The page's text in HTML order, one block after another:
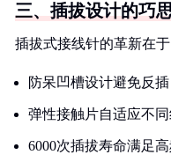
三、插拔设计的巧
插拔式接线针的革新在于
防呆凹槽设计避免反插
弹性接触片自适应不
6000次插拔寿命满足